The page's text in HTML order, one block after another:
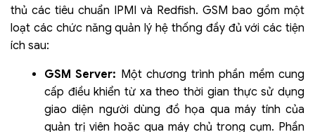
thủ các tiêu chuẩn IPMI và Redfish. GSM bao gồm một
loạt các chức năng quản lý hệ thống đầy đủ với các tiện
ích sau:
GSM Server: Một chương trình phần mềm cung
cấp điều khiển từ xa theo thời gian thực sử dụng
giao diện người dùng đồ họa qua máy tính của
quản trị viên hoặc qua máy chủ trong cụm. Phần